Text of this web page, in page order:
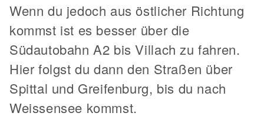
Wenn du jedoch aus östlicher Richtung
kommst ist es besser über die
Südautobahn A2 bis Villach zu fahren.
Hier folgst du dann den Straßen über
Spittal und Greifenburg, bis du nach
Weissensee kommst.